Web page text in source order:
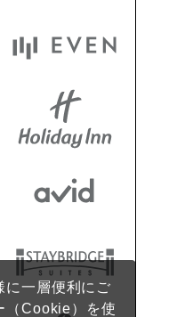
に一層便利にご
（Cookie）を使